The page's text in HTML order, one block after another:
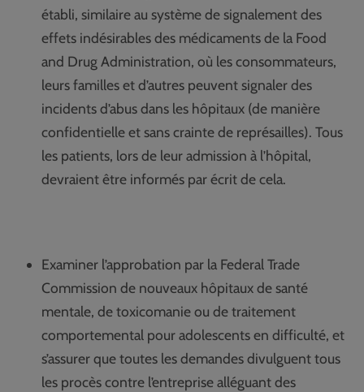
établi, similaire au système de signalement des
effets indésirables des médicaments de la Food
and Drug Administration, où les consommateurs,
leurs familles et d’autres peuvent signaler des
incidents d’abus dans les hôpitaux (de manière
confidentielle et sans crainte de représailles). Tous
les patients, lors de leur admission à l’hôpital,
devraient être informés par écrit de cela.
Examiner l’approbation par la Federal Trade
Commission de nouveaux hôpitaux de santé
mentale, de toxicomanie ou de traitement
comportemental pour adolescents en difficulté, et
s’assurer que toutes les demandes divulguent tous
les procès contre l’entreprise alléguant des